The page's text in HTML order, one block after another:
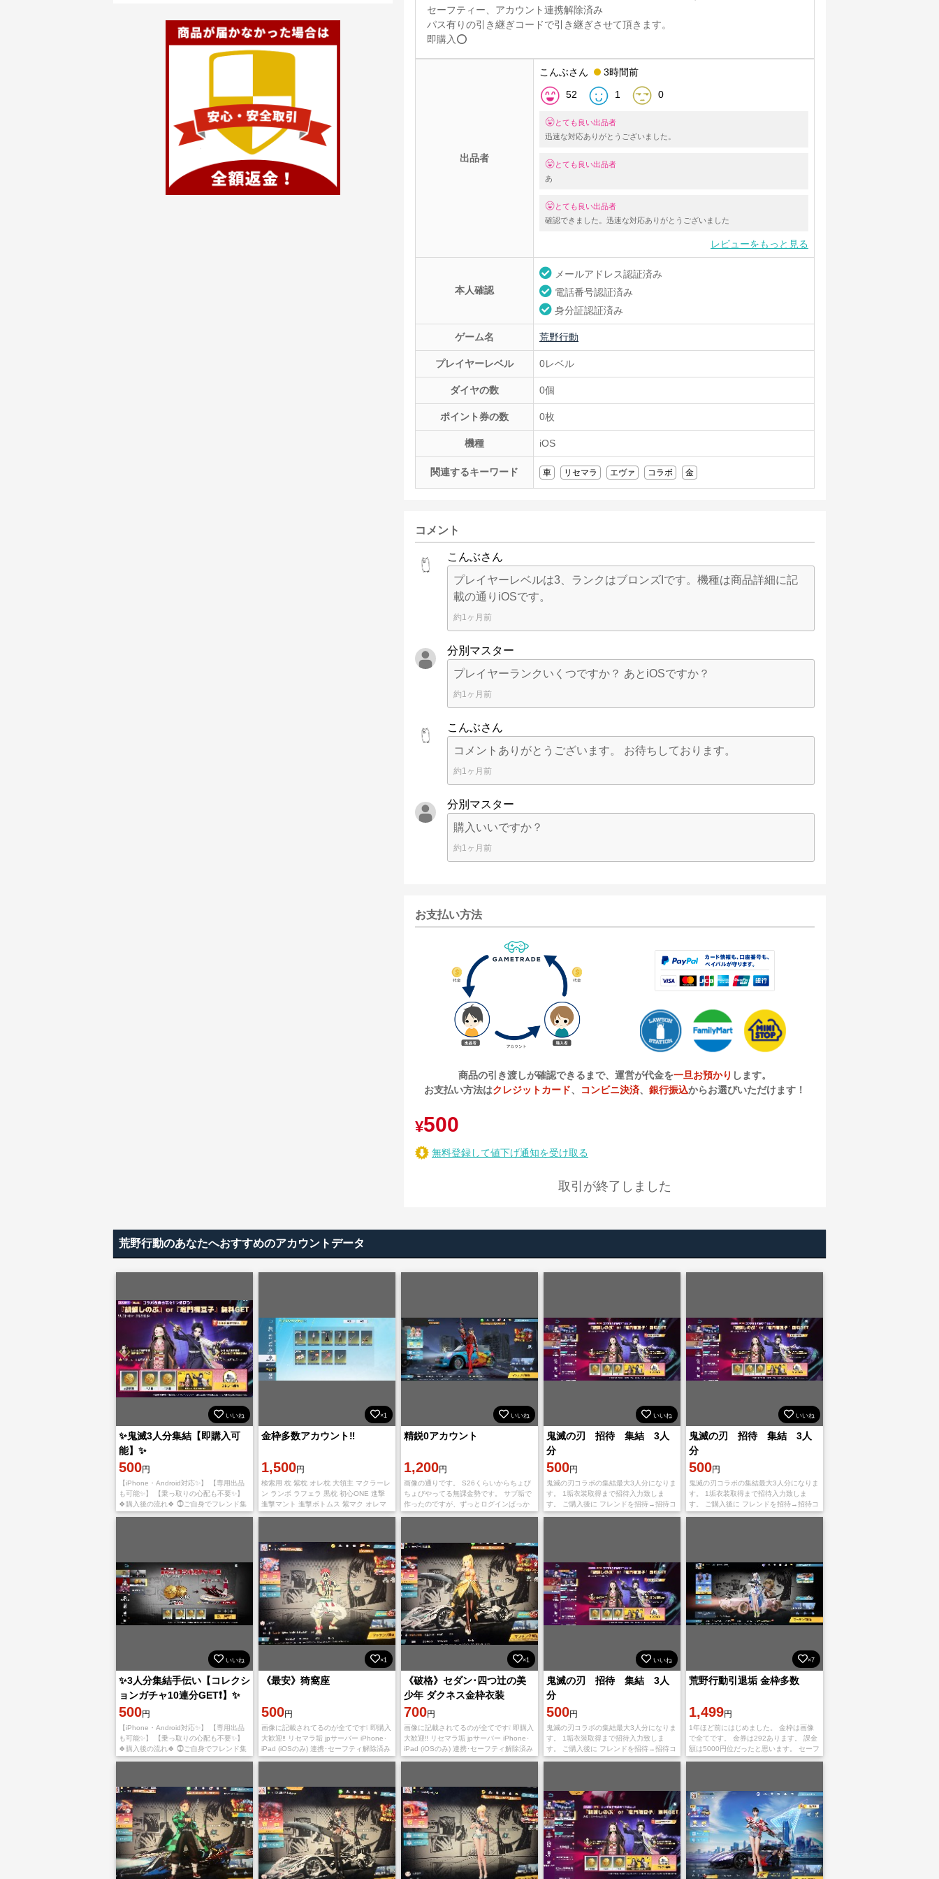
セーフティー、アカウント連携解除済み
パス有りの引き継ぎコードで引き継ぎさせて頂きます。
即購入⭕️
出品者
こんぶさん 3時間前
52 1 0
とても良い出品者
迅速な対応ありがとうございました。
とても良い出品者
あ
とても良い出品者
確認できました。迅速な対応ありがとうございました
レビューをもっと見る
本人確認
メールアドレス認証済み
電話番号認証済み
身分証認証済み
ゲーム名 荒野行動
プレイヤーレベル 0レベル
ダイヤの数 0個
ポイント券の数 0枚
機種 iOS
関連するキーワード 車 リセマラ エヴァ コラボ 金
コメント
こんぶさん
プレイヤーレベルは3、ランクはブロンズIです。機種は商品詳細に記
載の通りiOSです。
約1ヶ月前
分別マスター
プレイヤーランクいくつですか？ あとiOSですか？
約1ヶ月前
こんぶさん
コメントありがとうございます。 お待ちしております。
約1ヶ月前
分別マスター
購入いいですか？
約1ヶ月前
お支払い方法
商品の引き渡しが確認できるまで、運営が代金を一旦お預かり します。
お支払い方法はクレジットカード、 コンビニ決済、 銀行振込からお選びいただけます！
¥500
無料登録して値下げ通知を受け取る
取引が終了しました
荒野行動のあなたへおすすめのアカウントデータ
いいね
✨鬼滅3人分集結【即購入可
能】✨
500円
【iPhone・Android対応✨】 【専用出品
も可能✨】 【乗っ取りの心配も不要✨】
🍀購入後の流れ🍀 ⓵ご自身でフレンド集
結用URLかQRコードを作成し、取引画面
×1
金枠多数アカウント‼️
1,500円
検索用 枕 紫枕 オレ枕 大領主 マクラーレ
ン ランボ ラフェラ 黒枕 初心ONE 進撃
進撃マント 進撃ボトムス 紫マク オレマ
ク ランボルギーニ カンブリア ファント
いいね
精鋭0アカウント
1,200円
画像の通りです。 S26くらいからちょび
ちょびやってる無課金勢です。 サブ垢で
作ったのですが、ずっとログインばっか
りで全然プレイしてないので売ります。
いいね
鬼滅の刃 招待 集結 3人
分
500円
鬼滅の刃コラボの集結最大3人分になりま
す。 1垢衣装取得まで招待入力致しま
す。 ご購入後に フレンドを招待→招待コ
ードを使用→自分の招待コード をコピー
いいね
鬼滅の刃 招待 集結 3人
分
500円
鬼滅の刃コラボの集結最大3人分になりま
す。 1垢衣装取得まで招待入力致しま
す。 ご購入後に フレンドを招待→招待コ
ードを使用→自分の招待コード をコピー
いいね
✨3人分集結手伝い【コレクシ
ョンガチャ10連分GET❗️】✨
500円
【iPhone・Android対応✨】 【専用出品
も可能✨】 【乗っ取りの心配も不要✨】
🍀購入後の流れ🍀 ⓵ご自身でフレンド集
結用URLかQRコードを作成し、取引画面
×1
《最安》猗窩座
500円
画像に記載されてるのが全てです❕ 即購入
大歓迎‼️ リセマラ垢 jpサーバー iPhone･
iPad (iOSのみ) 連携･セーフティ解除済み
ワンオーナー No. 検索用 オ
×1
《破格》セダン･四つ辻の美
少年 ダクネス金枠衣装
700円
画像に記載されてるのが全てです❕ 即購入
大歓迎‼️ リセマラ垢 jpサーバー iPhone･
iPad (iOSのみ) 連携･セーフティ解除済み
ワンオーナー No. 検索用 オ
いいね
鬼滅の刃 招待 集結 3人
分
500円
鬼滅の刃コラボの集結最大3人分になりま
す。 1垢衣装取得まで招待入力致しま
す。 ご購入後に フレンドを招待→招待コ
ードを使用→自分の招待コード をコピー
×7
荒野行動引退垢 金枠多数
1,499円
1年ほど前にはじめました。 金枠は画像
で全てです。 金券は292あります。 課金
額は5000円位だったと思います。 セーフ
ティー解除済です。 メールアドレスでの